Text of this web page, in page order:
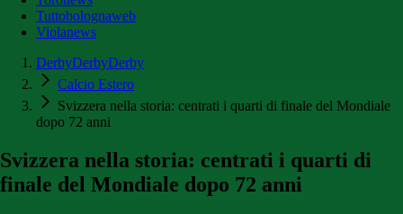
Tuttobolognaweb
Violanews
DerbyDerbyDerby
Calcio Estero
Svizzera nella storia: centrati i quarti di finale del Mondiale
dopo 72 anni
Svizzera nella storia: centrati i quarti di
finale del Mondiale dopo 72 anni